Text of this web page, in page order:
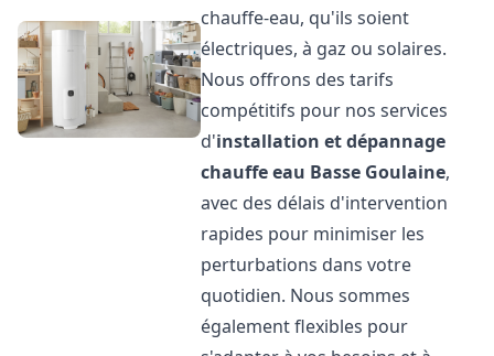
chauffe-eau, qu'ils soient
électriques, à gaz ou solaires.
Nous offrons des tarifs
compétitifs pour nos services
d'installation et dépannage
chauffe eau Basse Goulaine,
avec des délais d'intervention
rapides pour minimiser les
perturbations dans votre
quotidien. Nous sommes
également flexibles pour